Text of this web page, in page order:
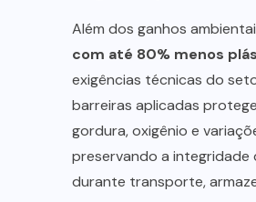
Além dos ganhos
com até 80% menos
exigências técnicas do
barreiras aplicadas
gordura, oxigênio e
preservando a
durante transporte,